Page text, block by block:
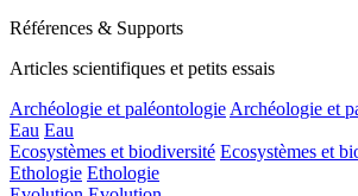
Références & Supports
Articles scientifiques et petits essais
Archéologie et paléontologie Archéologie et
Eau Eau
Ecosystèmes et biodiversité Ecosystèmes et
Ethologie Ethologie